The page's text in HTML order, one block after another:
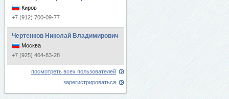
Киров
+7 (912) 700-09-77
Чертенков Николай Владимирович
Москва
+7 (925) 464-83-28
посмотреть всех пользователей
зарегистрироваться